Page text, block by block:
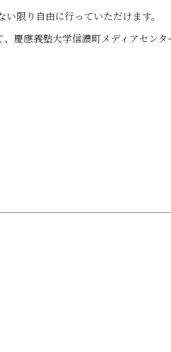
限り自由に行っていただけます。
慶應義塾大学信濃町メディアセンタ